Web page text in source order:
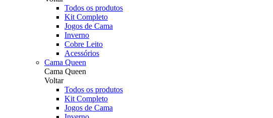
Todos os produtos
Kit Completo
Jogos de Cama
Inverno
Cobre Leito
Acessórios
Cama Queen
Cama Queen
Voltar
Todos os produtos
Kit Completo
Jogos de Cama